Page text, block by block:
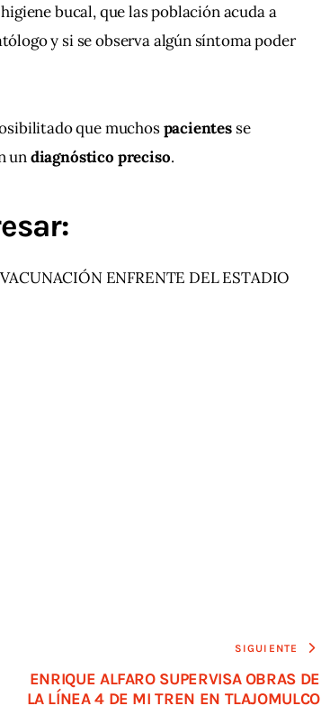
bucal, que las población acuda a
y si se observa algún síntoma poder
que muchos pacientes se
un diagnóstico preciso.
ENFRENTE DEL ESTADIO
SIGUIENTE
ENRIQUE ALFARO SUPERVISA OBRAS DE
LA LÍNEA 4 DE MI TREN EN TLAJOMULCO